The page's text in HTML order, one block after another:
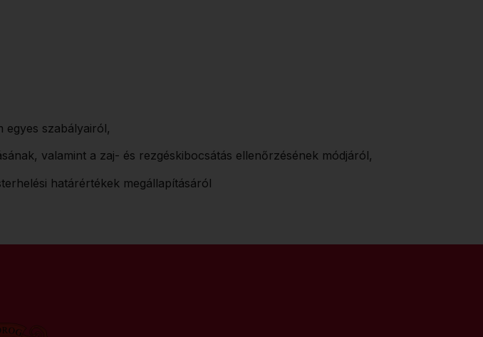
egyes szabályairól,
valamint a zaj- és rezgéskibocsátás ellenőrzésének módjáról,
határértékek megállapításáról